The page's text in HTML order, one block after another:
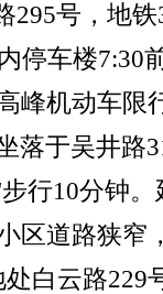
295号，地
停车楼7:30
峰机动车限
落于吴井路
行10分钟
区道路狭窄
白云路229